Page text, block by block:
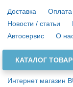
Доставка Оплата
Новости / статьи
Автосервис
О
КАТАЛОГ
Интернет магазин